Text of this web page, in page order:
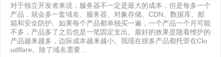
对于独立开发者来说，服务器不一定是最大的成本，但是每多一个
产品，就会多一套域名、服务器、对象存储、CDN、数据库、邮
箱和安全防护。如果每个产品都单独买一遍，一个产品一个月可能
不多，产品多了之后也是一笔固定支出。最好的效果是随着维护的
产品越来越多，边际成本越来越小。我现在很多产品都托管在Clo
udflare。除了域名需要...